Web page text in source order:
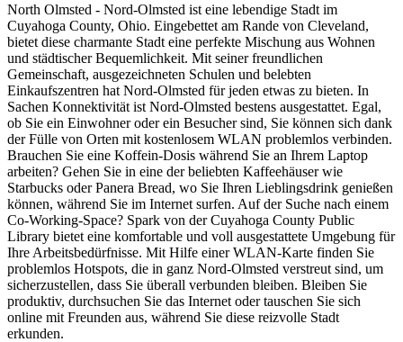
North Olmsted - Nord-Olmsted ist eine lebendige Stadt im
Cuyahoga County, Ohio. Eingebettet am Rande von Cleveland,
bietet diese charmante Stadt eine perfekte Mischung aus Wohnen
und städtischer Bequemlichkeit. Mit seiner freundlichen
Gemeinschaft, ausgezeichneten Schulen und belebten
Einkaufszentren hat Nord-Olmsted für jeden etwas zu bieten. In
Sachen Konnektivität ist Nord-Olmsted bestens ausgestattet. Egal,
ob Sie ein Einwohner oder ein Besucher sind, Sie können sich dank
der Fülle von Orten mit kostenlosem WLAN problemlos verbinden.
Brauchen Sie eine Koffein-Dosis während Sie an Ihrem Laptop
arbeiten? Gehen Sie in eine der beliebten Kaffeehäuser wie
Starbucks oder Panera Bread, wo Sie Ihren Lieblingsdrink genießen
können, während Sie im Internet surfen. Auf der Suche nach einem
Co-Working-Space? Spark von der Cuyahoga County Public
Library bietet eine komfortable und voll ausgestattete Umgebung für
Ihre Arbeitsbedürfnisse. Mit Hilfe einer WLAN-Karte finden Sie
problemlos Hotspots, die in ganz Nord-Olmsted verstreut sind, um
sicherzustellen, dass Sie überall verbunden bleiben. Bleiben Sie
produktiv, durchsuchen Sie das Internet oder tauschen Sie sich
online mit Freunden aus, während Sie diese reizvolle Stadt
erkunden.